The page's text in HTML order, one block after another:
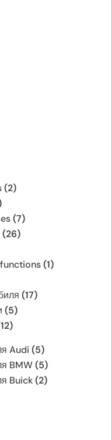
(2)
(7)
(26)
(1)
(17)
(5)
Audi (5)
BMW(5)
Buick(2)